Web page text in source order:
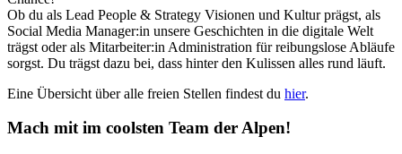
Ob du als Lead People & Strategy Visionen und Kultur prägst, als
Social Media Manager:in unsere Geschichten in die digitale Welt
trägst oder als Mitarbeiter:in Administration für reibungslose Abläufe
sorgst. Du trägst dazu bei, dass hinter den Kulissen alles rund läuft.
Eine Übersicht über alle freien Stellen findest du hier.
Mach mit im coolsten Team der Alpen!